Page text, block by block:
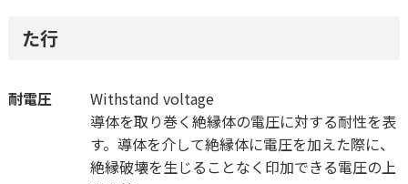
た行
耐電圧
Withstand voltage
導体を取り巻く絶縁体の電圧に対する耐性を表
す。導体を介して絶縁体に電圧を加えた際に、
絶縁破壊を生じることなく印加できる電圧の上